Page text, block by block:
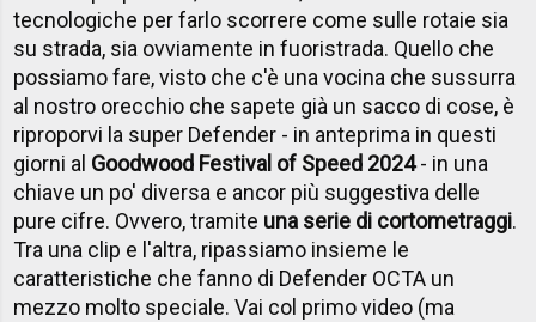
tecnologiche per farlo scorrere come sulle rotaie sia
su strada, sia ovviamente in fuoristrada. Quello che
possiamo fare, visto che c'è una vocina che sussurra
al nostro orecchio che sapete già un sacco di cose, è
riproporvi la super Defender - in anteprima in questi
giorni al Goodwood Festival of Speed 2024- in una
chiave un po' diversa e ancor più suggestiva delle
pure cifre. Ovvero, tramite una serie di cortometraggi.
Tra una clip e l'altra, ripassiamo insieme le
caratteristiche che fanno di Defender OCTA un
mezzo molto speciale. Vai col primo video (ma